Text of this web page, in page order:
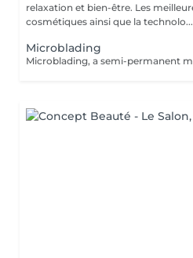
relaxation et bien-être. Les meilleures marques esthétiques et
cosmétiques ainsi que la technolo...
Microblading